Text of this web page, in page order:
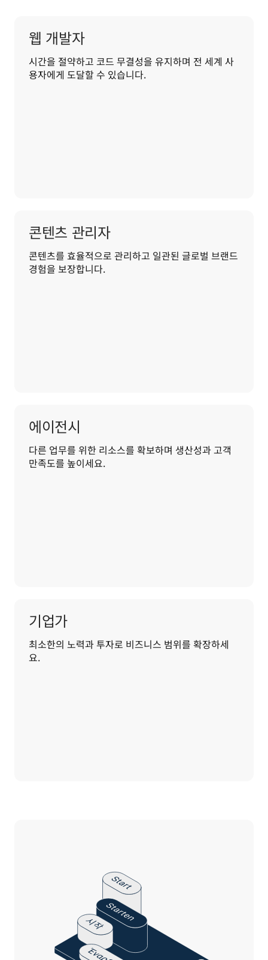
웹 개발자
시간을 절약하고 코드 무결성을 유지하며 전 세계 사
용자에게 도달할 수 있습니다.
콘텐츠 관리자
콘텐츠를 효율적으로 관리하고 일관된 글로벌 브랜드
경험을 보장합니다.
에이전시
다른 업무를 위한 리소스를 확보하며 생산성과 고객
만족도를 높이세요.
기업가
최소한의 노력과 투자로 비즈니스 범위를 확장하세
요.